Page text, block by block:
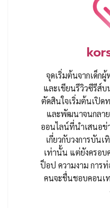
จุดเริ่มต้นจากเด็ก
และเขียนรีวิวซีรีส์
ตัดสินใจเริ่มต้นเปิด
และพัฒนาจนกลาย
ออนไลน์ที่นำเสนอข่
เกี่ยวกับวงการบัน
เท่านั้น แต่ยังครอบ
ป็อป ความงาม การท่
คนจะชื่นชอบคอนเ